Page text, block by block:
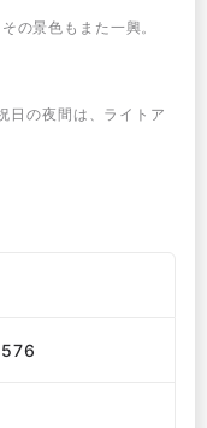
の景色もまた一興。
日の夜間は、ライトア